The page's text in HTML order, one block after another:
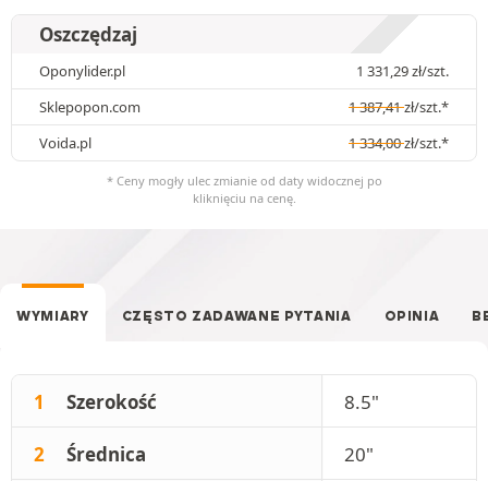
Oszczędzaj
Oponylider.pl 1 331,29zł/szt.
Sklepopon.com
1 387,41zł/szt.*
Voida.pl
1 334,00zł/szt.*
* Ceny mogły ulec zmianie od daty widocznej po
kliknięciu na cenę.
WYMIARY CZĘSTO ZADAWANE PYTANIA OPINIA
1 Szerokość 8.5"
2 Średnica 20"